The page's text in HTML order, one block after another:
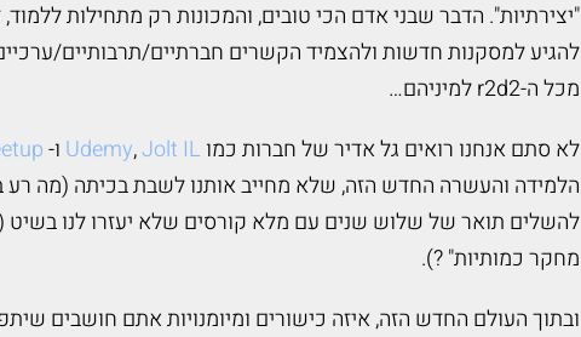
"יצירתיות". הדבר שבני אדם הכי טובים, והמכונות רק מתחילות
להגיע למסקנות חדשות ולהצמיד הקשרים חברתיים/תרבותיים/
מכל ה-r2d2 למיניהם…
לא סתם אנחנו רואים גל אדיר של חברות כמו
Udemy,Jolt IL ו-
הלמידה והעשרה החדש הזה, שלא מחייב אותנו לשבת בכיתה (מה רע
להשלים תואר של שלוש שנים עם מלא קורסים שלא יעזרו לנו בשיט
מחקר כמותיות"?
).
ובתוך העולם החדש הזה, איזה כישורים ומיומנויות אתם חושבים